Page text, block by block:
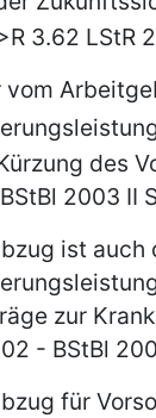
3.62 LStR
vom
des
2003 II
ist
zur
- BStBl
für